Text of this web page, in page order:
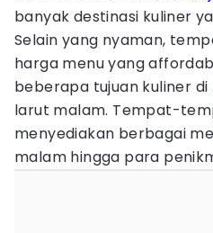
banyak destinasi kuliner
Selain yang nyaman,
harga menu yang
beberapa tujuan kuliner
larut malam. Tempat-
menyediakan berbagai
malam hingga para